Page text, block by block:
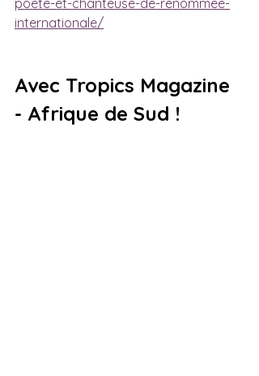
internationale/
Avec Tropics Magazine
- Afrique de Sud !